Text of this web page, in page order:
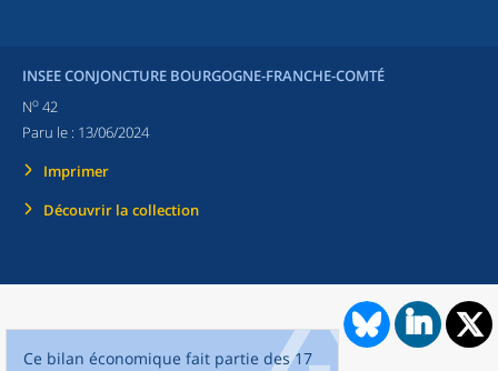
INSEE CONJONCTURE BOURGOGNE-FRANCHE-COMTÉ
No 42
Paru le : 13/06/2024
Imprimer
Découvrir la collection
Ce bilan économique fait partie des 17